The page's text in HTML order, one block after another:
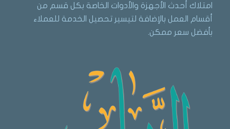
امتلاك أحدث الأجهزة والأدوات الخاصة بكل قسم من
أقسام العمل بالإضافة لتيسير تحصيل الخدمة للعملاء
بأفضل سعر ممكن.